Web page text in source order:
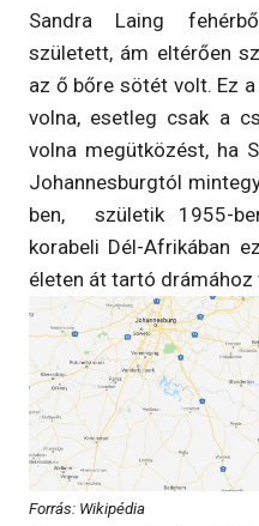
Sandra Laing
született, ám eltérően
az ő bőre sötét volt. Ez
volna, esetleg csak a
volna megütközést, ha
Johannesburgtól
ben, születik 1955-
korabeli Dél-Afrikában
életen át tartó drámához
Forrás: Wikipédia